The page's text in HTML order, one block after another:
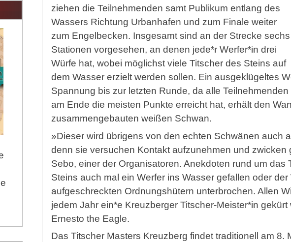
ziehen die Teilnehmenden samt Publikum entlang des
Wassers Richtung Urbanhafen und zum Finale weiter
zum Engelbecken. Insgesamt sind an der Strecke sechs
Stationen vorgesehen, an denen jede*r Werfer*in drei
Würfe hat, wobei möglichst viele Titscher des Steins auf
dem Wasser erzielt werden sollen. Ein ausgeklügeltes
Spannung bis zur letzten Runde, da alle
am Ende die meisten Punkte erreicht hat, erhält den
zusammengebauten weißen Schwan.
»Dieser wird übrigens von den echten Schwänen auch
denn sie versuchen Kontakt aufzunehmen und
Sebo, einer der Organisatoren. Anekdoten rund um das
Steins auch mal ein Werfer ins Wasser gefallen oder
aufgeschreckten Ordnungshütern unterbrochen. Allen
jedem Jahr ein*e Kreuzberger Titscher-Meister*in
Ernesto the Eagle.
Das Titscher Masters Kreuzberg findet traditionell am 8.